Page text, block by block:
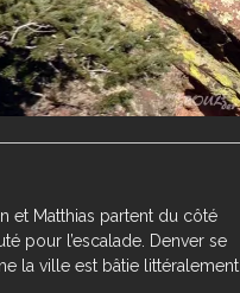
et Matthias partent du côté
pour l’escalade. Denver se
la ville est bâtie littéralement